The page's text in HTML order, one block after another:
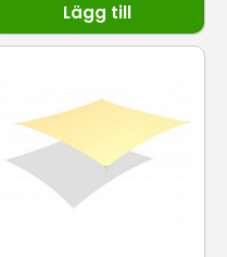
Lägg till